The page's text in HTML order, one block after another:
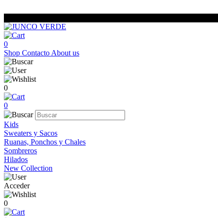
0
Shop Contacto About us
0
0
Kids
Sweaters y Sacos
Ruanas, Ponchos y Chales
Sombreros
Hilados
New Collection
Acceder
0